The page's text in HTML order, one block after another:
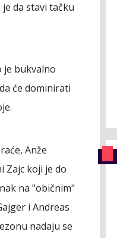
da stavi tačku
je bukvalno
će dominirati
Anže
Zajc koji je do
na "običnim"
i Andreas
nadaju se